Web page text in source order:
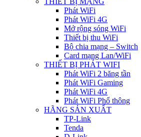
Phát WiFi
Phát WiFi 4G
Mở rộng sóng WiFi
Thiết bị thu WiFi
Bộ chia mạng – Switch
Card mạng Lan/WiFi
THIẾT BỊ PHÁT WIFI
Phát WiFi 2 băng tần
Phát WiFi Gaming
Phát WiFi 4G
Phát WiFi Phổ thông
HÃNG SẢN XUẤT
TP-Link
Tenda